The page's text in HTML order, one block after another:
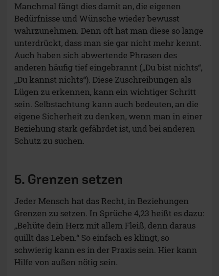
Manchmal fängt dies damit an, die eigenen
Bedürfnisse und Wünsche wieder bewusst
wahrzunehmen. Denn oft hat man diese so lange
unterdrückt, dass man sie gar nicht mehr kennt.
Auch haben sich abwertende Phrasen des
anderen häufig tief eingebrannt („Du bist nichts“,
„Du kannst nichts“). Diese Zuschreibungen als
Lügen zu erkennen, kann ein wichtiger Schritt
sein. Selbstachtung kann auch bedeuten, an die
eigene Sicherheit zu denken, wenn man in einer
Beziehung stark gefährdet ist, und bei anderen
Schutz zu suchen.
5. Grenzen setzen
Jeder Mensch hat das Recht, in Beziehungen
Grenzen zu setzen. In Sprüche 4,23 heißt es dazu:
„Behüte dein Herz mit allem Fleiß, denn daraus
quillt das Leben.“ So einfach es klingt, so
schwierig kann es in der Praxis sein. Hier kann
Hilfe von außen nötig sein.